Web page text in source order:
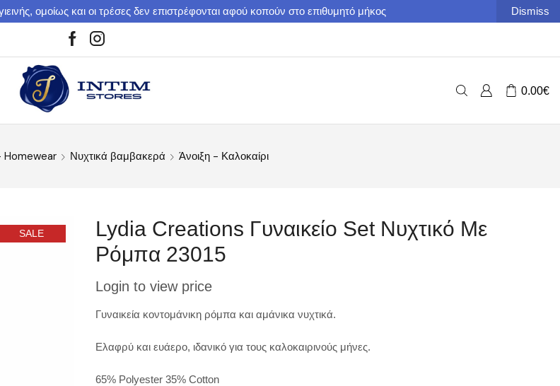
ομοίως και οι τρέσες δεν επιστρέφονται αφού κοπούν στο επιθυμητό μήκος Dismiss
0.00€
Homewear Νυχτικά βαμβακερά Άνοιξη - Καλοκαίρι
SALE
Lydia Creations Γυναικείο Set Νυχτικό Με
Ρόμπα 23015
Login to view price
Γυναικεία κοντομάνικη ρόμπα και αμάνικα νυχτικά.
Ελαφρύ και ευάερο, ιδανικό για τους καλοκαιρινούς μήνες.
65% Polyester 35% Cotton